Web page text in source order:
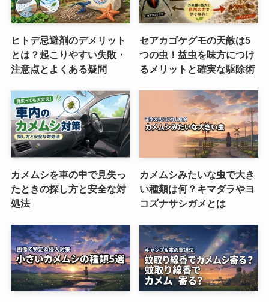
ヒトデ忌避剤のデメリット
とは？起こりやすい失敗・
注意点とよくある疑問
セアカゴケグモの天敵は5
つの虫！益虫を味方につけ
るメリットと確実な駆除術
カメムシを車の中で見失っ
たときの探し方と安全な対
処法
カメムシみたいな虫で大き
い種類は何？キマダラやヨ
コズナサシガメとは